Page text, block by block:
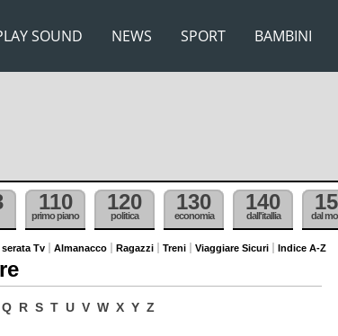
SOUND NEWS SPORT BAMBINI
110
primo piano
120
politica
130
economia
140
dall'itallia dal
Tv Almanacco Ragazzi Treni Viaggiare Sicuri Indice A-Z
Q R S T U V W X Y Z